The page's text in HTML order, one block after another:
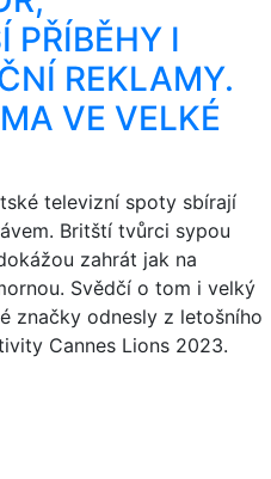
PŘÍBĚHY I
REKLAMY.
VE VELKÉ
televizní spoty sbírají
Britští tvůrci sypou
zahrát jak na
Svědčí o tom i velký
značky odnesly z letošního
Cannes Lions 2023.